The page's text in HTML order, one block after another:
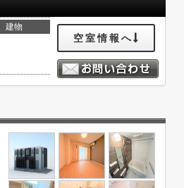
建物
空室情報へ